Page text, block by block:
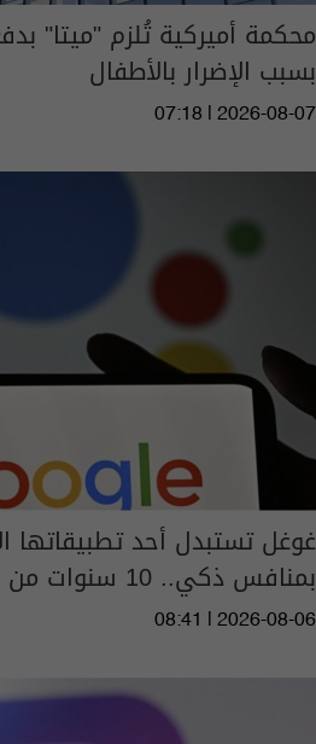
بسبب الإضرار بالأطفال
07:18 | 2026-08-07
غوغل تستبدل أحد تطبيقاتها
بمنافس ذكي.. 10 سنوات من الخدمة
08:41 | 2026-08-06